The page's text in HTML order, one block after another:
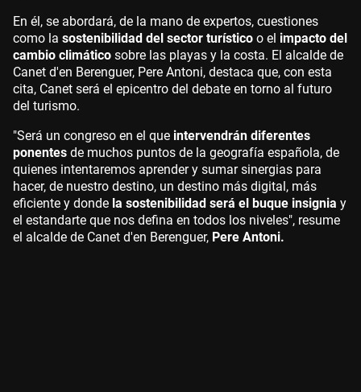
En él, se abordará, de la mano de expertos, cuestiones
como la sostenibilidad del sector turístico o el impacto del
cambio climático sobre las playas y la costa. El alcalde de
Canet d'en Berenguer, Pere Antoni, destaca que, con esta
cita, Canet será el epicentro del debate en torno al futuro
del turismo.
"Será un congreso en el que intervendrán diferentes
ponentes de muchos puntos de la geografía española, de
quienes intentaremos aprender y sumar sinergias para
hacer, de nuestro destino, un destino más digital, más
eficiente y donde la sostenibilidad será el buque insignia y
el estandarte que nos defina en todos los niveles", resume
el alcalde de Canet d'en Berenguer, Pere Antoni.